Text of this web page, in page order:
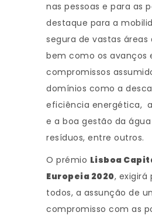
nas pessoas e para as
destaque para a
segura de vastas áreas
bem como os avanços
compromissos
domínios como a
eficiência energética,
e a boa gestão da
resíduos, entre outros.
O prémio Lisboa
Europeia 2020, exigirá
todos, a assunção de
compromisso com as